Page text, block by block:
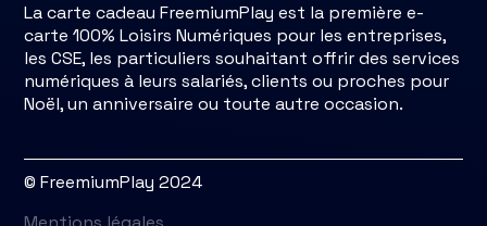
La carte cadeau FreemiumPlay est la première e-
carte 100% Loisirs Numériques pour les entreprises,
les CSE, les particuliers souhaitant offrir des services
numériques à leurs salariés, clients ou proches pour
Noël, un anniversaire ou toute autre occasion.
© FreemiumPlay 2024